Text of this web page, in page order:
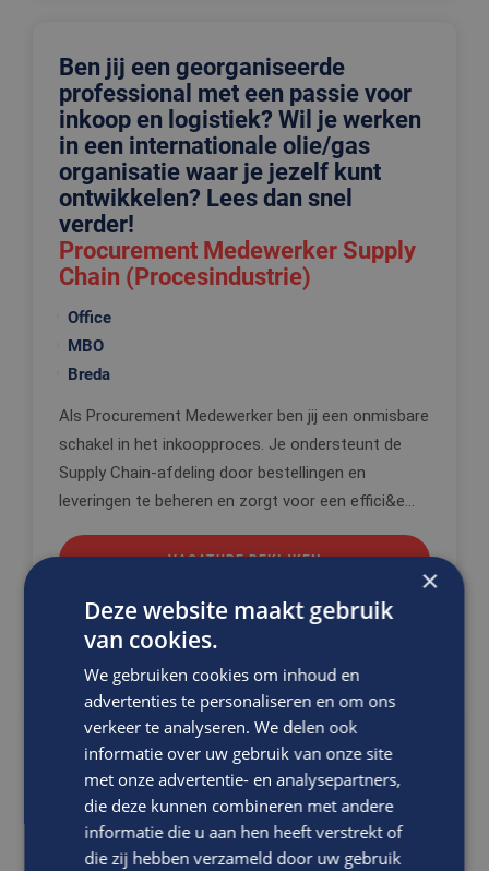
Ben jij een georganiseerde
professional met een passie voor
inkoop en logistiek? Wil je werken
in een internationale olie/gas
organisatie waar je jezelf kunt
ontwikkelen? Lees dan snel
verder!
Procurement Medewerker Supply
Chain (Procesindustrie)
Office
MBO
Breda
Als Procurement Medewerker ben jij een onmisbare
schakel in het inkoopproces. Je ondersteunt de
Supply Chain-afdeling door bestellingen en
leveringen te beheren en zorgt voor een effici&e...
VACATURE BEKIJKEN
DIRECT SOLLICITEREN
Ben jij een procesgerichte en
gedreven professional die het
verschil wil maken in een
internationale werkomgeving?
Werk je graag aan innovatieve
×
Deze website maakt gebruik
van cookies.
We gebruiken cookies om inhoud en
advertenties te personaliseren en om ons
verkeer te analyseren. We delen ook
informatie over uw gebruik van onze site
met onze advertentie- en analysepartners,
die deze kunnen combineren met andere
informatie die u aan hen heeft verstrekt of
die zij hebben verzameld door uw gebruik